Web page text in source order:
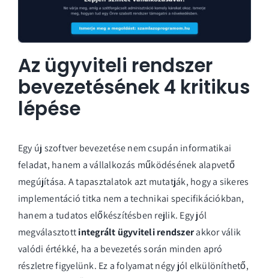
Az ügyviteli rendszer
bevezetésének 4 kritikus
lépése
Egy új szoftver bevezetése nem csupán informatikai
feladat, hanem a vállalkozás működésének alapvető
megújítása. A tapasztalatok azt mutatják, hogy a sikeres
implementáció titka nem a technikai specifikációkban,
hanem a tudatos előkészítésben rejlik. Egy jól
megválasztottintegrált ügyviteli rendszerakkor válik
valódi értékké, ha a bevezetés során minden apró
részletre figyelünk. Ez a folyamat négy jól elkülöníthető,